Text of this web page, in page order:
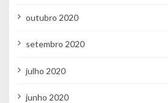
outubro 2020
setembro 2020
julho 2020
junho 2020